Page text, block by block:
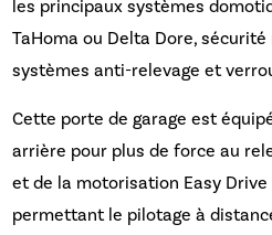
les principaux systèmes
TaHoma ou Delta Dore,
systèmes anti-relevage et
Cette porte de garage est
arrière pour plus de force au
et de la motorisation Easy Drive
permettant le pilotage à